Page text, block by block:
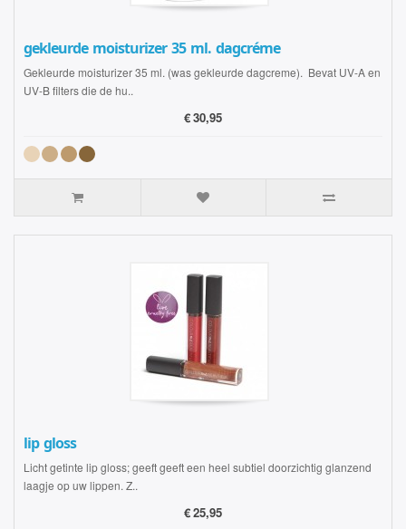
gekleurde moisturizer 35 ml. dagcréme
Gekleurde moisturizer 35 ml. (was gekleurde dagcreme). Bevat UV-A en
UV-B filters die de hu..
€ 30,95
lip gloss
Licht getinte lip gloss; geeft geeft een heel subtiel doorzichtig glanzend
laagje op uw lippen. Z..
€ 25,95